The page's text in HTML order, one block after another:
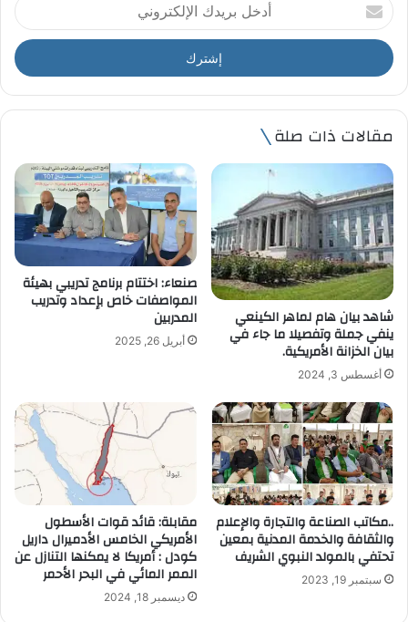
د
خ
ل
ر
د
ا
ل
إ
ل
ك
ت
ر
و
ي
مقالات ذات صلة
شاهد بيان هام لماهر الكينعي
ينفي جملة وتفصيلا ما جاء في
بيان الخزانة الأمريكية.
أغسطس 3, 2024
صنعاء: اختتام برنامج تدريبي بهيئة
المواصفات خاص بإعداد وتدريب
المدربين
أبريل 26, 2025
..مكاتب الصناعة والتجارة والإعلام
والثقافة والخدمة المدنية بمعين
تحتفي بالمولد النبوي الشريف
سبتمبر 19, 2023
مقابلة: قائد قوات الأسطول
الأمريكي الخامس الأدميرال داريل
كودل : أمريكا لا يمكنها التنازل عن
الممر المائي في البحر الأحمر
ديسمبر 18, 2024